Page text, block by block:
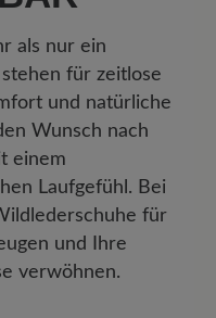
als nur ein
für zeitlose
und natürliche
Wunsch nach
einem
Laufgefühl. Bei
für
und Ihre
verwöhnen.